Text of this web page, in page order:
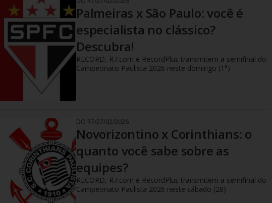
Palmeiras x São Paulo: você é
especialista no clássico?
Descubra!
RECORD, R7.com e RecordPlus transmitem a semifinal do
Campeonato Paulista 2026 neste domingo (1°)
DO R7/27/02/2026
Novorizontino x Corinthians: o
quanto você sabe sobre as
equipes?
RECORD, R7.com e RecordPlus transmitem a semifinal do
Campeonato Paulista 2026 neste sábado (28)